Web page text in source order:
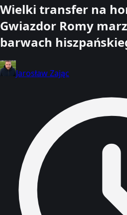
Wielki transfer na
Gwiazdor Romy
barwach
Jarosław Zając